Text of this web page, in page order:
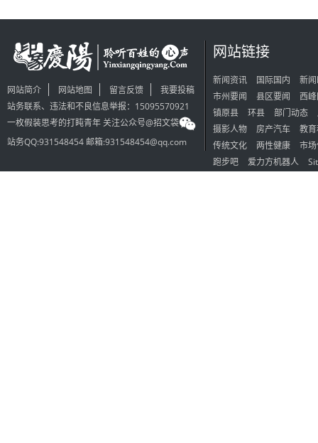
网站简介 网站地图 留言反馈
我要投稿
站务联系、违法和不良信息举报：15095570921
一枚假装思考的打盹青年 关注公众号@招文袋
站务QQ:931548454 邮箱:931548454@qq.com
网站链接
新闻资讯 国际国内
新
市州要闻
县区要闻
西
镇原县
环县 部门动态
摄影人物
房产汽车
教
传统文化
两性健康
市
跑步吧
爱力方机器人